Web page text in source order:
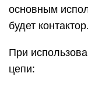
основным
будет контактор.
При
цепи: